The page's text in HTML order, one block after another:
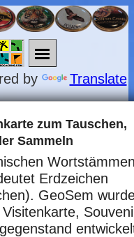
by Translate
zum Tauschen,
Sammeln
Erdzeichen
GeoSem